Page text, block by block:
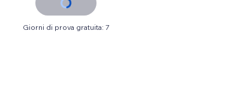
Giorni di prova gratuita: 7